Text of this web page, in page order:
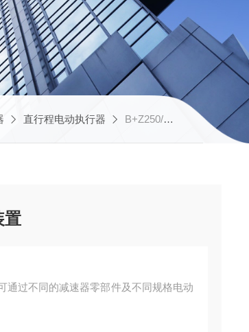
直行程电动执行器 B+Z250/K1200直行程智能HART总线协议阀门装置
置
通过不同的减速器零部件及不同规格电动